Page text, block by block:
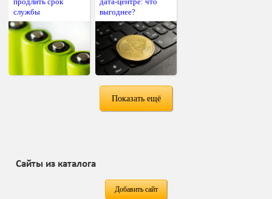
службы
выгоднее?
Показать ещё
Сайты из каталога
Добавить сайт